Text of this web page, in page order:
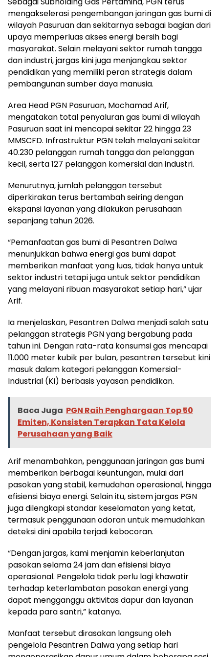
mengakselerasi pengembangan jaringan gas bumi di
wilayah Pasuruan dan sekitarnya sebagai bagian dari
upaya memperluas akses energi bersih bagi
masyarakat. Selain melayani sektor rumah tangga
dan industri, jargas kini juga menjangkau sektor
pendidikan yang memiliki peran strategis dalam
pembangunan sumber daya manusia.
Area Head PGN Pasuruan, Mochamad Arif,
mengatakan total penyaluran gas bumi di wilayah
Pasuruan saat ini mencapai sekitar 22 hingga 23
MMSCFD. Infrastruktur PGN telah melayani sekitar
40.230 pelanggan rumah tangga dan pelanggan
kecil, serta 127 pelanggan komersial dan industri.
Menurutnya, jumlah pelanggan tersebut
diperkirakan terus bertambah seiring dengan
ekspansi layanan yang dilakukan perusahaan
sepanjang tahun 2026.
“Pemanfaatan gas bumi di Pesantren Dalwa
menunjukkan bahwa energi gas bumi dapat
memberikan manfaat yang luas, tidak hanya untuk
sektor industri tetapi juga untuk sektor pendidikan
yang melayani ribuan masyarakat setiap hari,” ujar
Arif.
Ia menjelaskan, Pesantren Dalwa menjadi salah satu
pelanggan strategis PGN yang bergabung pada
tahun ini. Dengan rata-rata konsumsi gas mencapai
11.000 meter kubik per bulan, pesantren tersebut kini
masuk dalam kategori pelanggan Komersial-
Industrial (KI) berbasis yayasan pendidikan.
Baca Juga PGN Raih Penghargaan Top 50
Emiten, Konsisten Terapkan Tata Kelola
Perusahaan yang Baik
Arif menambahkan, penggunaan jaringan gas bumi
memberikan berbagai keuntungan, mulai dari
pasokan yang stabil, kemudahan operasional, hingga
efisiensi biaya energi. Selain itu, sistem jargas PGN
juga dilengkapi standar keselamatan yang ketat,
termasuk penggunaan odoran untuk memudahkan
deteksi dini apabila terjadi kebocoran.
“Dengan jargas, kami menjamin keberlanjutan
pasokan selama 24 jam dan efisiensi biaya
operasional. Pengelola tidak perlu lagi khawatir
terhadap keterlambatan pasokan energi yang
dapat mengganggu aktivitas dapur dan layanan
kepada para santri,” katanya.
Manfaat tersebut dirasakan langsung oleh
pengelola Pesantren Dalwa yang setiap hari